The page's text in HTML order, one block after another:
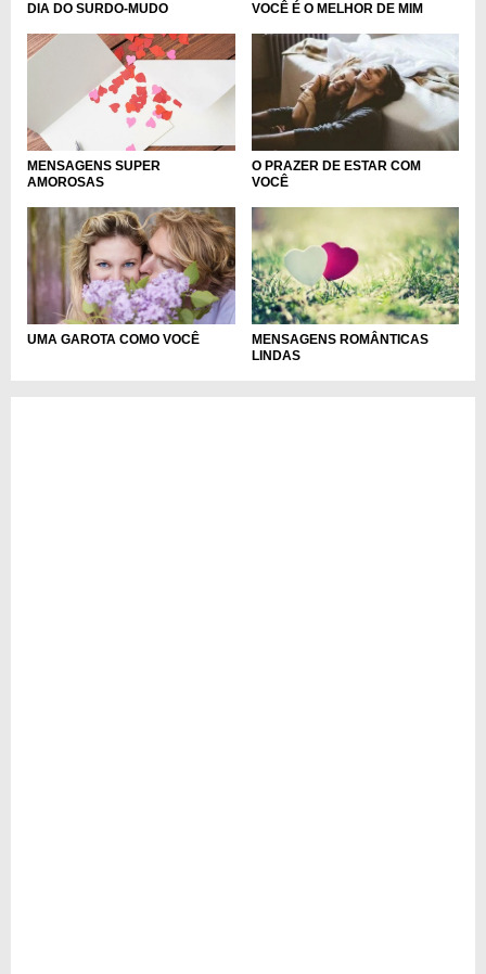
DIA DO SURDO-MUDO VOCÊ É O MELHOR DE MIM
MENSAGENS SUPER
AMOROSAS
O PRAZER DE ESTAR COM
VOCÊ
UMA GAROTA COMO VOCÊ
MENSAGENS ROMÂNTICAS
LINDAS